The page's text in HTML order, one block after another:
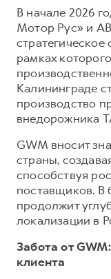
В начале 2026
Мотор Рус» и
рамках
Калининграде
производство
внедорожника
GWM вносит
страны,
способствуя
поставщиков. В
продолжит
локализации в
Забота от
клиента